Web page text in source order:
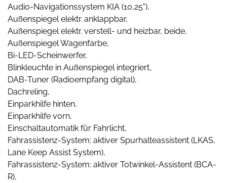
Audio-Navigationssystem KIA (10,25"),
Außenspiegel elektr. anklappbar,
Außenspiegel elektr. verstell- und heizbar, beide,
Außenspiegel Wagenfarbe,
Bi-LED-Scheinwerfer,
Blinkleuchte in Außenspiegel integriert,
DAB-Tuner (Radioempfang digital),
Dachreling,
Einparkhilfe hinten,
Einparkhilfe vorn,
Einschaltautomatik für Fahrlicht,
Fahrassistenz-System: aktiver Spurhalteassistent (LKAS,
Lane Keep Assist System),
Fahrassistenz-System: aktiver Totwinkel-Assistent (BCA-
R),